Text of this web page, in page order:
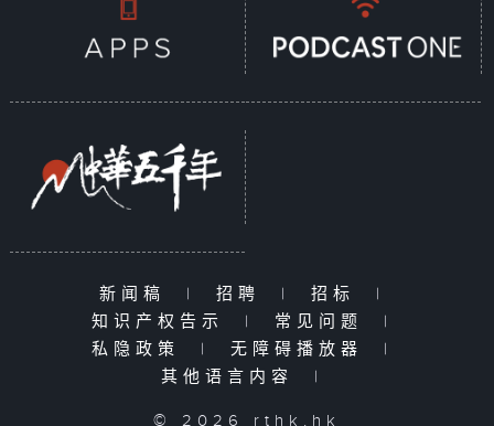
新闻稿 | 招聘 | 招标
|
知识产权告示
| 常见问题
|
私隐政策
| 无障碍播放器
|
其他语言内容
|
© 2026 rthk.hk